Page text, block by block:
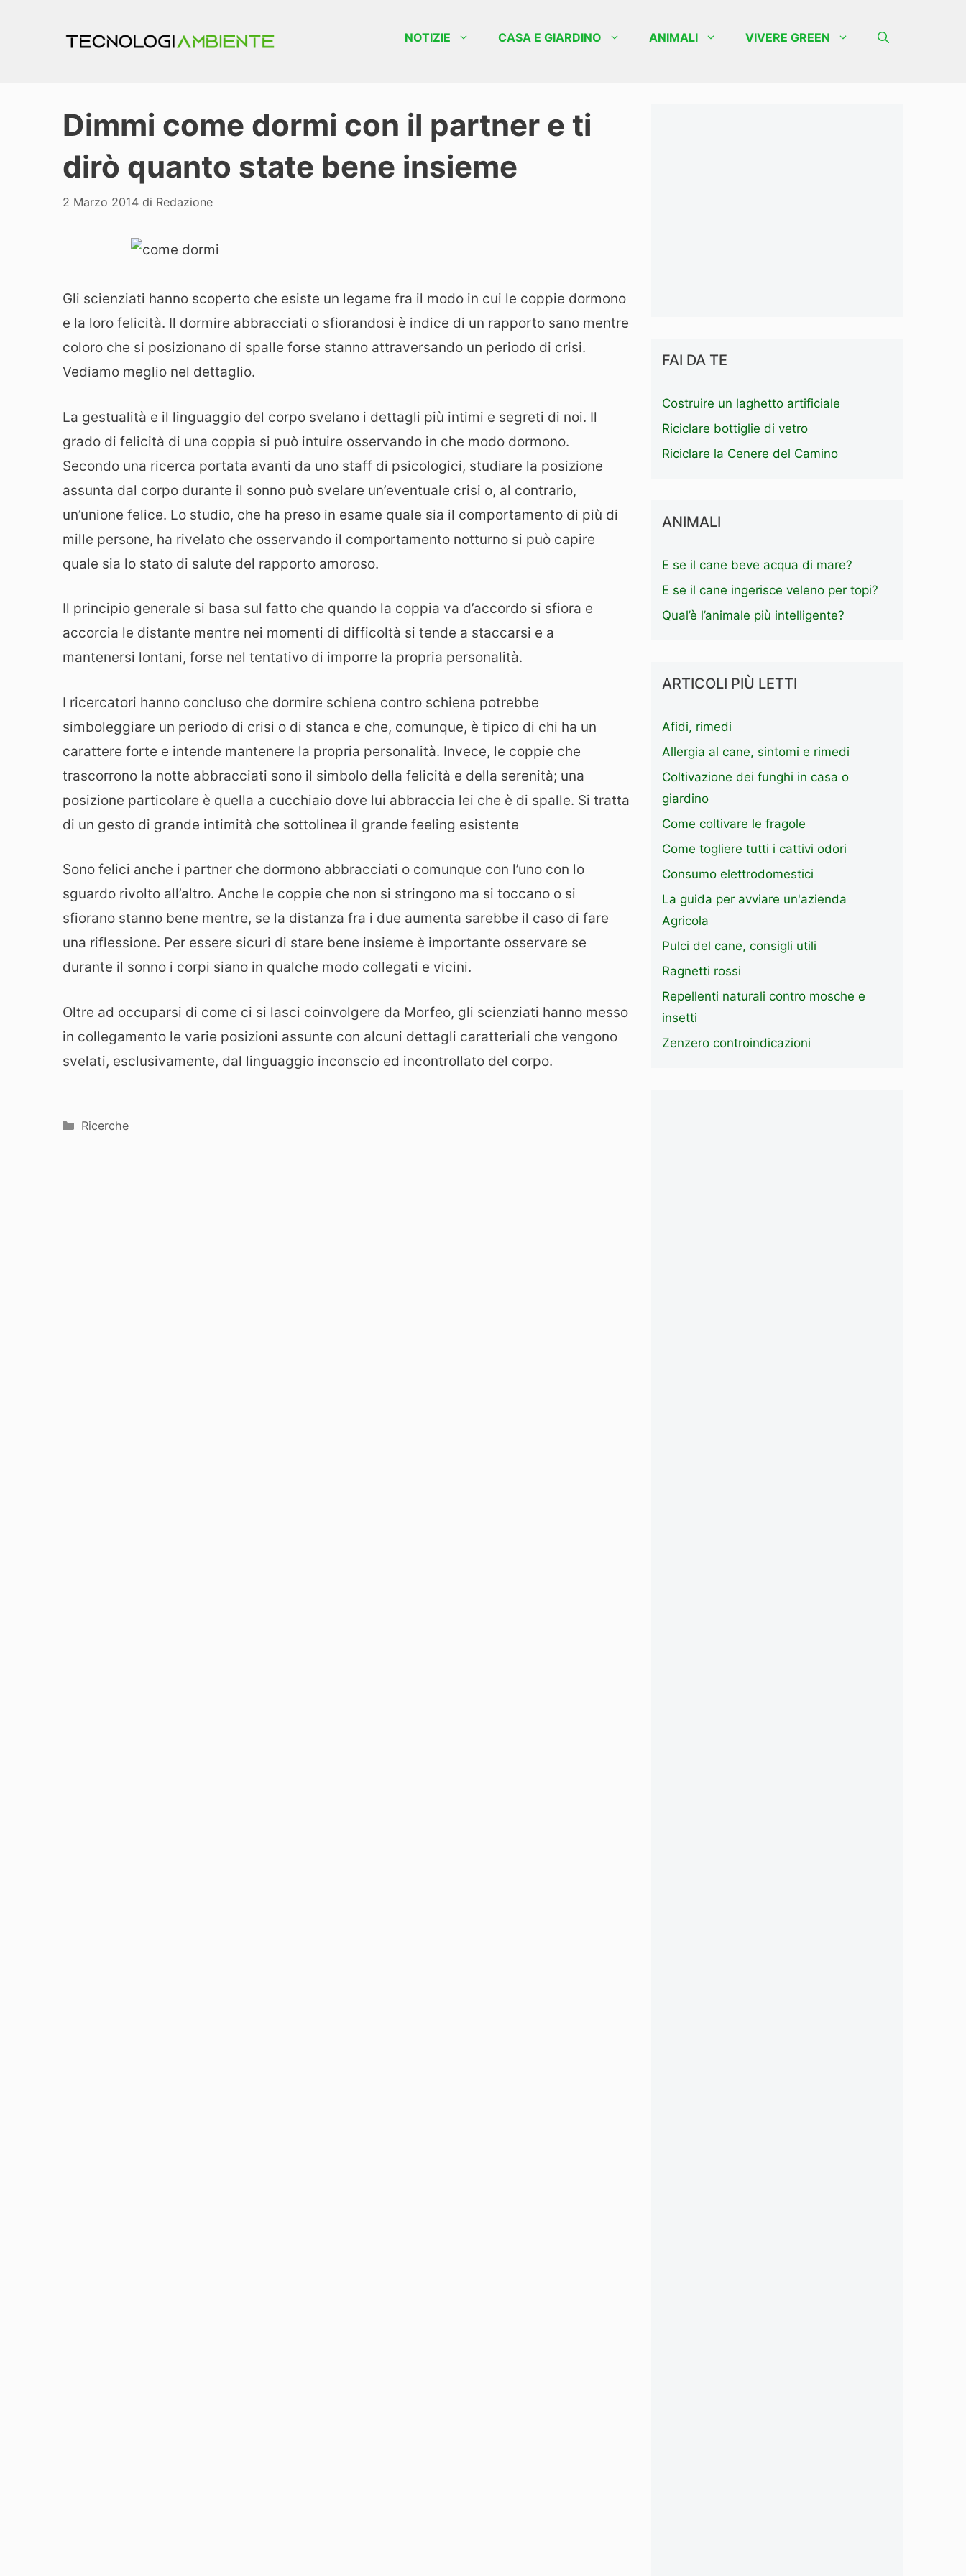
NOTIZIE CASA E GIARDINO ANIMALI VIVERE GREEN
Dimmi come dormi con il partner e ti
dirò quanto state bene insieme
2 Marzo 2014 di Redazione
Gli scienziati hanno scoperto che esiste un legame fra il modo in cui le coppie dormono
e la loro felicità. Il dormire abbracciati o sfiorandosi è indice di un rapporto sano mentre
coloro che si posizionano di spalle forse stanno attraversando un periodo di crisi.
Vediamo meglio nel dettaglio.
La gestualità e il linguaggio del corpo svelano i dettagli più intimi e segreti di noi. Il
grado di felicità di una coppia si può intuire osservando in che modo dormono.
Secondo una ricerca portata avanti da uno staff di psicologici, studiare la posizione
assunta dal corpo durante il sonno può svelare un’eventuale crisi o, al contrario,
un’unione felice. Lo studio, che ha preso in esame quale sia il comportamento di più di
mille persone, ha rivelato che osservando il comportamento notturno si può capire
quale sia lo stato di salute del rapporto amoroso.
Il principio generale si basa sul fatto che quando la coppia va d’accordo si sfiora e
accorcia le distante mentre nei momenti di difficoltà si tende a staccarsi e a
mantenersi lontani, forse nel tentativo di imporre la propria personalità.
I ricercatori hanno concluso che dormire schiena contro schiena potrebbe
simboleggiare un periodo di crisi o di stanca e che, comunque, è tipico di chi ha un
carattere forte e intende mantenere la propria personalità. Invece, le coppie che
trascorrono la notte abbracciati sono il simbolo della felicità e della serenità; una
posizione particolare è quella a cucchiaio dove lui abbraccia lei che è di spalle. Si tratta
di un gesto di grande intimità che sottolinea il grande feeling esistente
Sono felici anche i partner che dormono abbracciati o comunque con l’uno con lo
sguardo rivolto all’altro. Anche le coppie che non si stringono ma si toccano o si
sfiorano stanno bene mentre, se la distanza fra i due aumenta sarebbe il caso di fare
una riflessione. Per essere sicuri di stare bene insieme è importante osservare se
durante il sonno i corpi siano in qualche modo collegati e vicini.
Oltre ad occuparsi di come ci si lasci coinvolgere da Morfeo, gli scienziati hanno messo
in collegamento le varie posizioni assunte con alcuni dettagli caratteriali che vengono
svelati, esclusivamente, dal linguaggio inconscio ed incontrollato del corpo.
Categorie
Ricerche
FAI DA TE
Costruire un laghetto artificiale
Riciclare bottiglie di vetro
Riciclare la Cenere del Camino
ANIMALI
E se il cane beve acqua di mare?
E se il cane ingerisce veleno per topi?
Qual’è l’animale più intelligente?
ARTICOLI PIÙ LETTI
Afidi, rimedi
Allergia al cane, sintomi e rimedi
Coltivazione dei funghi in casa o
giardino
Come coltivare le fragole
Come togliere tutti i cattivi odori
Consumo elettrodomestici
La guida per avviare un'azienda
Agricola
Pulci del cane, consigli utili
Ragnetti rossi
Repellenti naturali contro mosche e
insetti
Zenzero controindicazioni